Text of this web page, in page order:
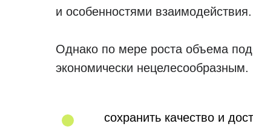
и особенностями взаимодействия.
Однако по мере роста объема
экономически
сохранить качество и